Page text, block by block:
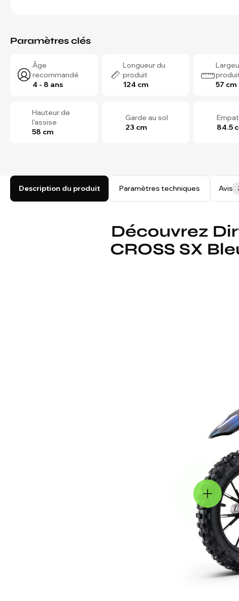
Paramètres clés
Âge
recommandé
4 - 8 ans
Longueur du
produit
124 cm
57 cm
Hauteur de
l'assise
58 cm
Garde au sol
23 cm
84.5
Description du produit Paramètres techniques Avis
Découvrez
CROSS SX